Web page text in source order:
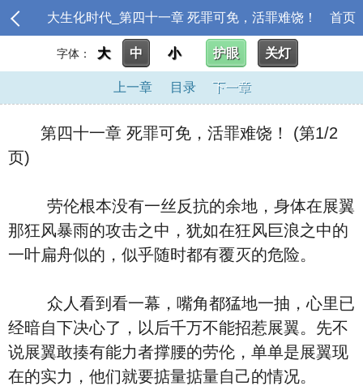
大生化时代_第四十一章 死罪可免，活罪难饶！ 首页
字体： 大 中 小 护眼 关灯
上一章 目录 下一章
第四十一章 死罪可免，活罪难饶！ (第1/2
页)
劳伦根本没有一丝反抗的余地，身体在展翼
那狂风暴雨的攻击之中，犹如在狂风巨浪之中的
一叶扁舟似的，似乎随时都有覆灭的危险。
众人看到看一幕，嘴角都猛地一抽，心里已
经暗自下决心了，以后千万不能招惹展翼。先不
说展翼敢揍有能力者撑腰的劳伦，单单是展翼现
在的实力，他们就要掂量掂量自己的情况。